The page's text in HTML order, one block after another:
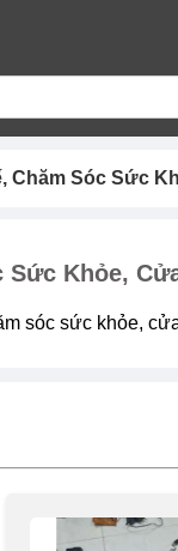
Chăm Sóc Sức
Sức Khỏe,
sóc sức khỏe,